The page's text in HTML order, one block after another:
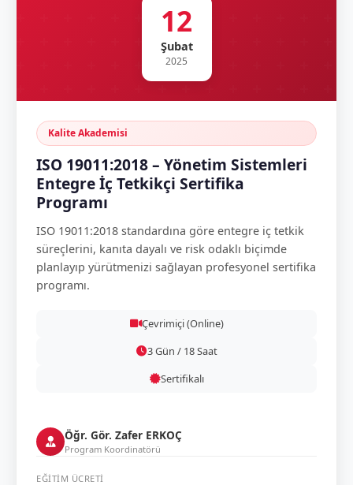
12
Şubat
2025
Kalite Akademisi
ISO 19011:2018 – Yönetim Sistemleri
Entegre İç Tetkikçi Sertifika
Programı
ISO 19011:2018 standardına göre entegre iç tetkik
süreçlerini, kanıta dayalı ve risk odaklı biçimde
planlayıp yürütmenizi sağlayan profesyonel sertifika
programı.
Çevrimiçi (Online)
3 Gün / 18 Saat
Sertifikalı
Öğr. Gör. Zafer ERKOÇ
Program Koordinatörü
EĞITIM ÜCRETI